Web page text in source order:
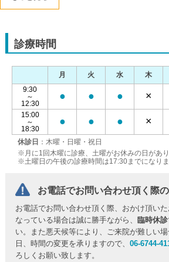
診療時間
休診日 ：木曜・日曜・祝日
※月に1回木曜に診療、土曜がお休みの日があり
※土曜日の午後の診療時間は17:30までになりま
月 火 水 木
9:30
～
12:30
● ● ● ×
15:00
～
18:30
● ● ● ×
お電話でお問い合わせ頂く際
お電話でお問い合わせ頂く際、おかけ頂い
なっている場合は誠に勝手ながら、
臨時休診
い。また悪天候等により、ご来院が難しい
日、時間の変更を承りますので、06-6744-
ろしくお願い致します。